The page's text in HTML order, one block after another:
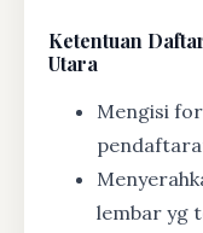
Ketentuan
Utara
Mengisi
lembar yg